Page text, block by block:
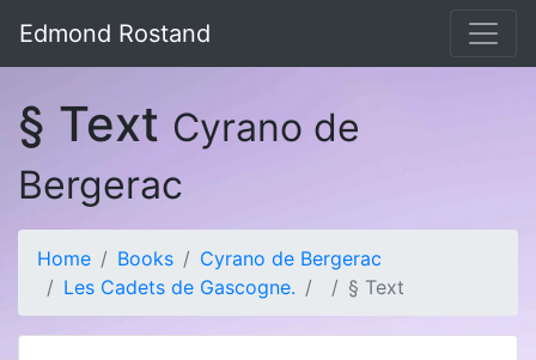
Edmond Rostand
§ Text Cyrano de
Bergerac
Home Books
Cyrano de Bergerac
Les Cadets de Gascogne.
§ Text